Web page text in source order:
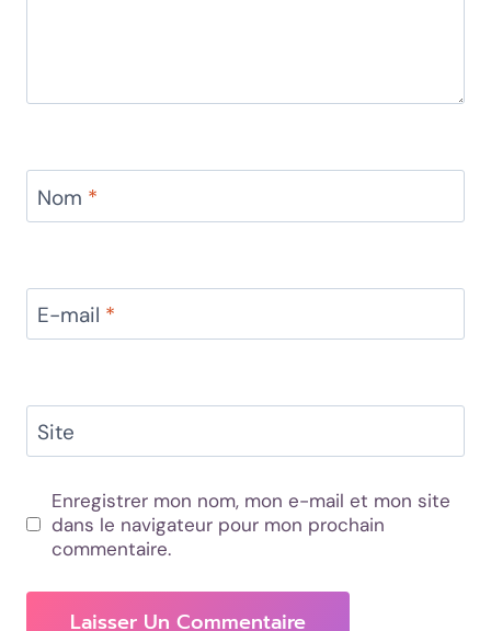
Nom *
E-mail *
Site
Enregistrer mon nom, mon e-mail et mon site
dans le navigateur pour mon prochain
commentaire.